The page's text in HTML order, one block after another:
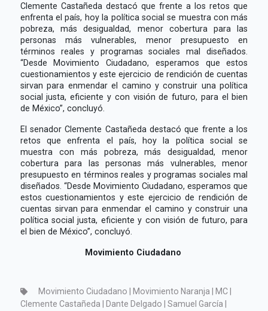
Clemente Castañeda destacó que frente a los retos que
enfrenta el país, hoy la política social se muestra con más
pobreza, más desigualdad, menor cobertura para las
personas más vulnerables, menor presupuesto en
términos reales y programas sociales mal diseñados.
“Desde Movimiento Ciudadano, esperamos que estos
cuestionamientos y este ejercicio de rendición de cuentas
sirvan para enmendar el camino y construir una política
social justa, eficiente y con visión de futuro, para el bien
de México”, concluyó.
El senador Clemente Castañeda destacó que frente a los
retos que enfrenta el país, hoy la política social se
muestra con más pobreza, más desigualdad, menor
cobertura para las personas más vulnerables, menor
presupuesto en términos reales y programas sociales mal
diseñados. “Desde Movimiento Ciudadano, esperamos que
estos cuestionamientos y este ejercicio de rendición de
cuentas sirvan para enmendar el camino y construir una
política social justa, eficiente y con visión de futuro, para
el bien de México”, concluyó.
Movimiento Ciudadano
Movimiento Ciudadano | Movimiento Naranja | MC |
Clemente Castañeda | Dante Delgado | Samuel García |